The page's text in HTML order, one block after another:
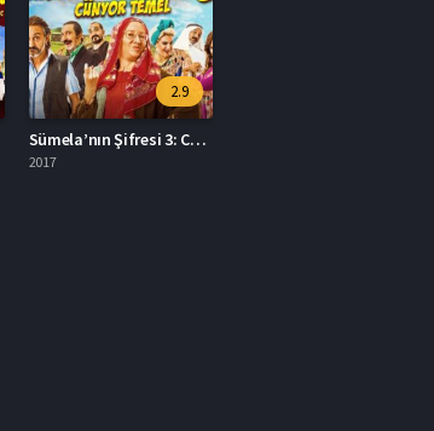
2.9
Sümela’nın Şifresi 3: Cünyor Temel Full HD İzle
2017